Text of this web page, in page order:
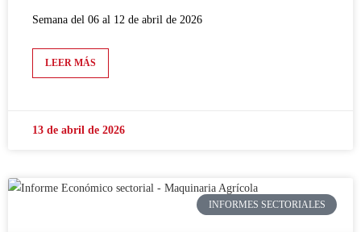
Semana del 06 al 12 de abril de 2026
LEER MÁS
13 de abril de 2026
INFORMES SECTORIALES